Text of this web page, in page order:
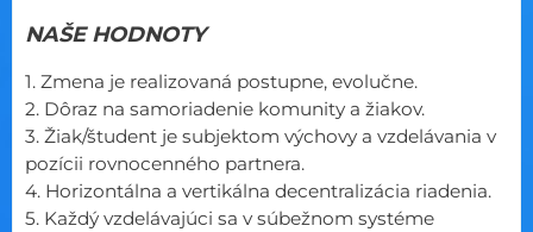
NAŠE HODNOTY
1. Zmena je realizovaná postupne, evolučne.
2. Dôraz na samoriadenie komunity a žiakov.
3. Žiak/študent je subjektom výchovy a vzdelávania v
pozícii rovnocenného partnera.
4. Horizontálna a vertikálna decentralizácia riadenia.
5. Každý vzdelávajúci sa v súbežnom systéme